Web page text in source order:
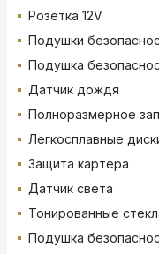
Розетка 12V
Подушки
Подушка
Датчик дождя
Полноразмерное
Легкосплавные
Защита картера
Датчик света
Тонированные
Подушка